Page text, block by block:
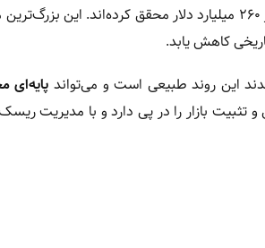
کاهش یابد.
این روند طبیعی است و می‌تواند پایه‌ای
و تثبیت بازار را در پی دارد و با مدیریت